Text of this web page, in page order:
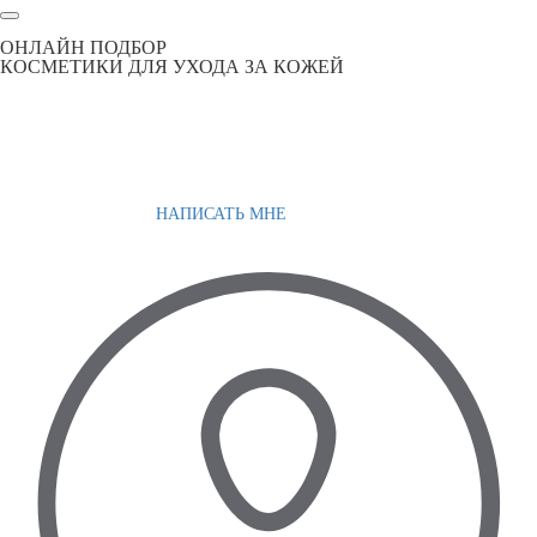
ОНЛАЙН ПОДБОР
КОСМЕТИКИ ДЛЯ УХОДА ЗА КОЖЕЙ
НАПИСАТЬ МНЕ